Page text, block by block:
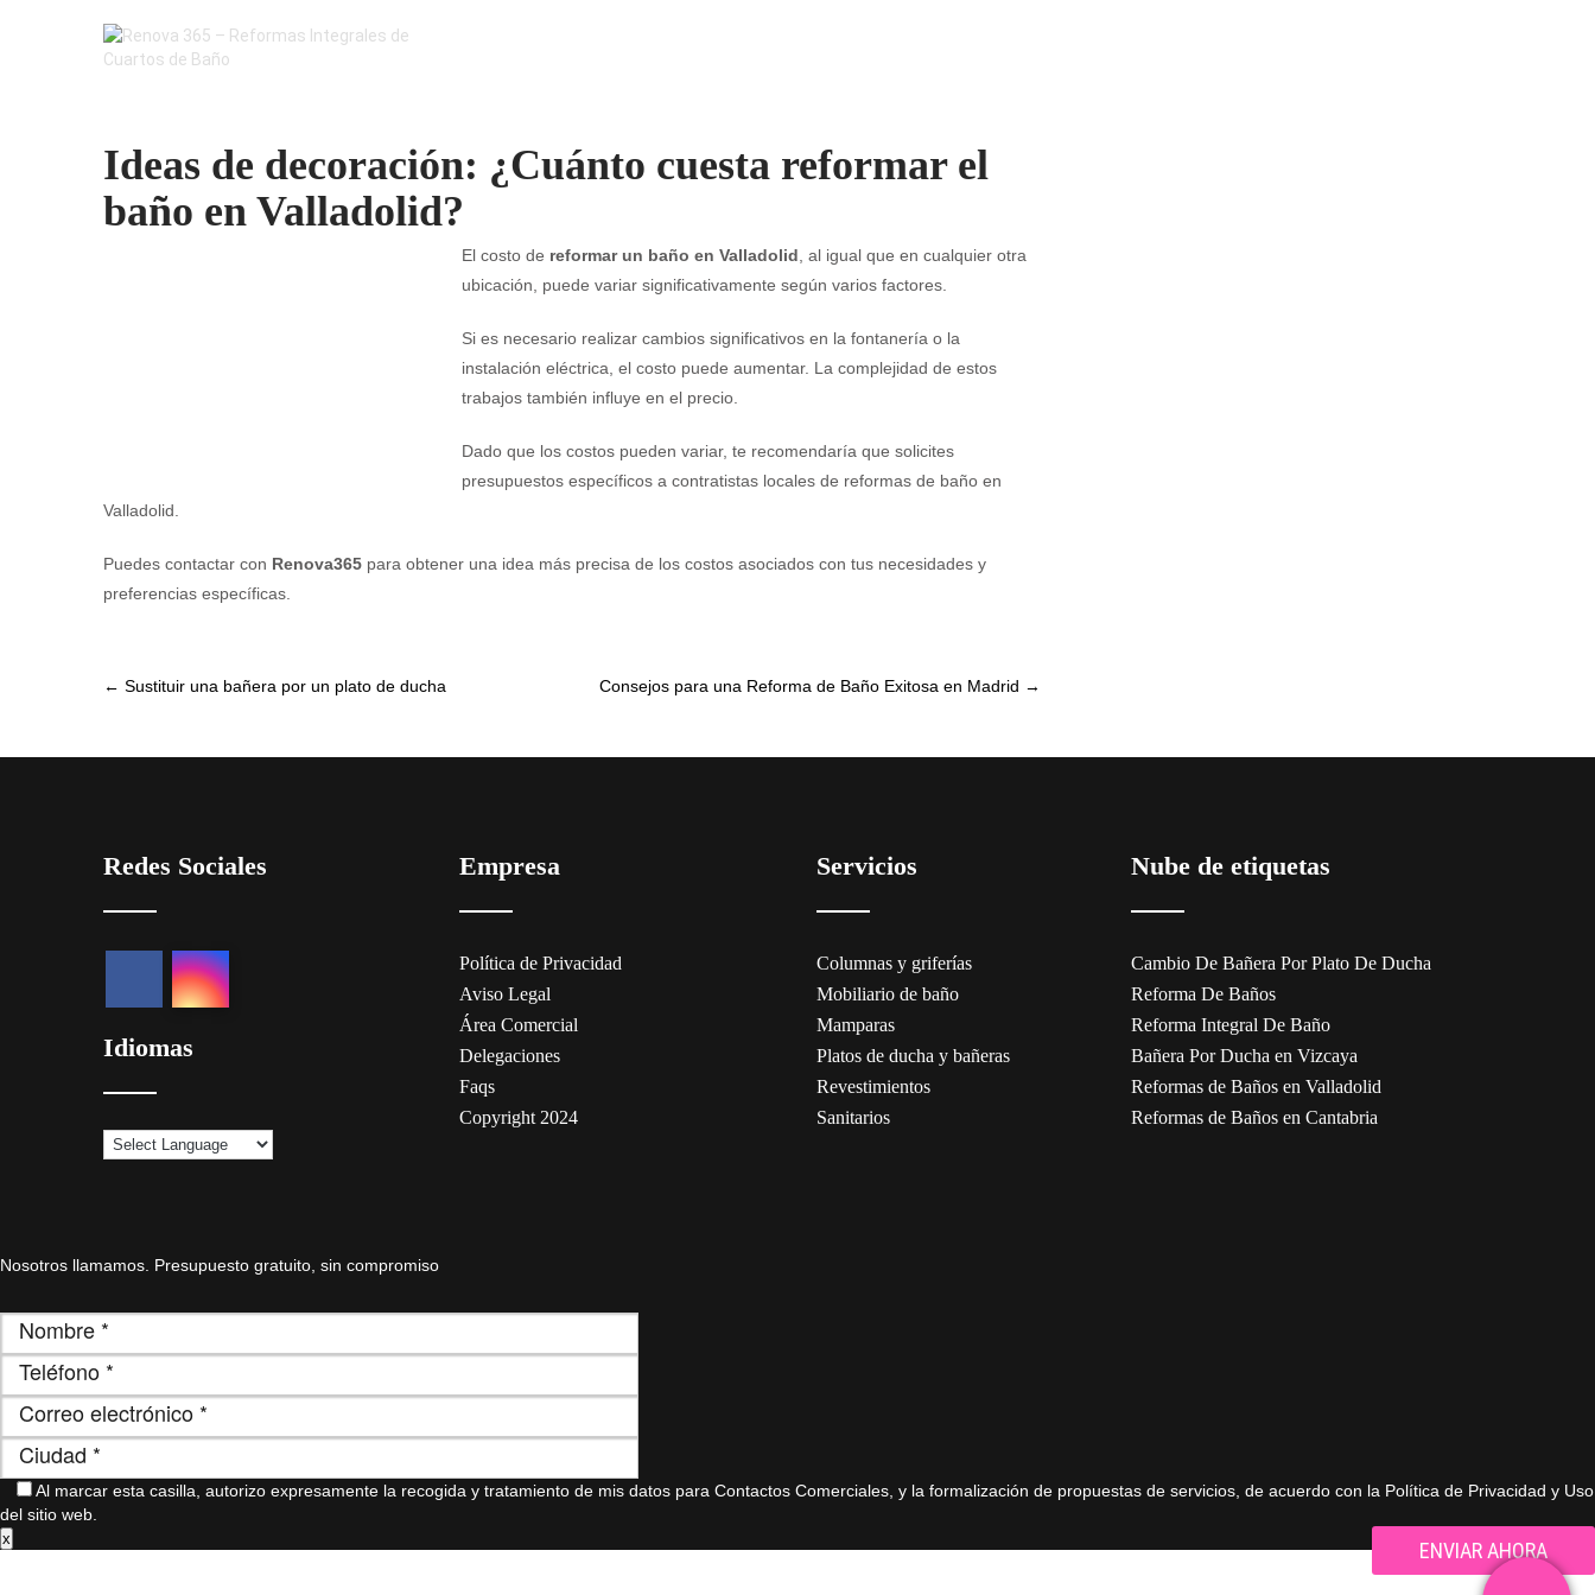
Ideas de decoración: ¿Cuánto cuesta reformar el
baño en Valladolid?
El costo de reformar un baño en Valladolid , al igual que en cualquier otra
ubicación, puede variar significativamente según varios factores.
Si es necesario realizar cambios significativos en la fontanería o la
instalación eléctrica, el costo puede aumentar. La complejidad de estos
trabajos también influye en el precio.
Dado que los costos pueden variar, te recomendaría que solicites
presupuestos específicos a contratistas locales de reformas de baño en
Valladolid.
Puedes contactar con Renova365 para obtener una idea más precisa de los costos asociados con tus necesidades y
preferencias específicas.
Post
← Sustituir una bañera por un plato de ducha Consejos para una Reforma de Baño Exitosa en Madrid →
Redes Sociales
Idiomas
Empresa
Política de Privacidad
Aviso Legal
Área Comercial
Delegaciones
Faqs
Copyright 2024
Servicios
Columnas y griferías
Mobiliario de baño
Mamparas
Platos de ducha y bañeras
Revestimientos
Sanitarios
Nube de etiquetas
Cambio De Bañera Por Plato De Ducha
Reforma De Baños
Reforma Integral De Baño
Bañera Por Ducha en Vizcaya
Reformas de Baños en Valladolid
Reformas de Baños en Cantabria
Nosotros llamamos. Presupuesto gratuito, sin compromiso
Al marcar esta casilla, autorizo ​​expresamente la recogida y tratamiento de mis datos para Contactos Comerciales, y la formalización de propuestas de servicios, de acuerdo con la Política de Privacidad y Uso
del sitio web.
x